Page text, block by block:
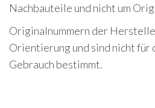
Nachbauteile und nicht um
Originalnummern der
Orientierung und sind nicht für
Gebrauch bestimmt.